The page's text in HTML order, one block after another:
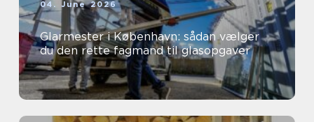
04. June 2026
Glarmester i København: sådan vælger
du den rette fagmand til glasopgaver